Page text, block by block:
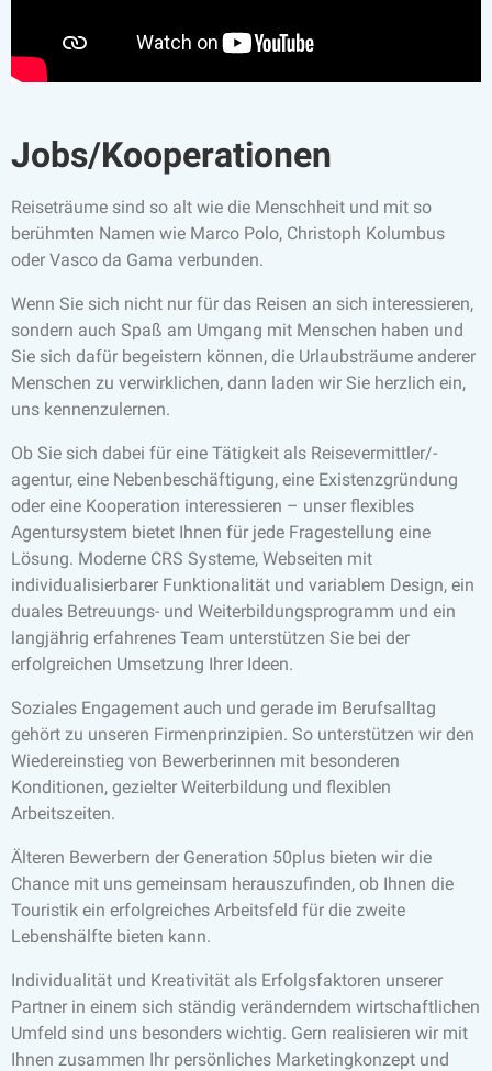
Jobs/Kooperationen
​Reiseträume sind so alt wie die Menschheit und mit so
berühmten Namen wie Marco Polo, Christoph Kolumbus
oder Vasco da Gama verbunden.
Wenn Sie sich nicht nur für das Reisen an sich interessieren,
sondern auch Spaß am Umgang mit Menschen haben und
Sie sich dafür begeistern können, die Urlaubsträume anderer
Menschen zu verwirklichen, dann laden wir Sie herzlich ein,
uns kennenzulernen.
Ob Sie sich dabei für eine Tätigkeit als Reisevermittler/-
agentur, eine Nebenbeschäftigung, eine Existenzgründung
oder eine Kooperation interessieren – unser flexibles
Agentursystem bietet Ihnen für jede Fragestellung eine
Lösung. Moderne CRS Systeme, Webseiten mit
individualisierbarer Funktionalität und variablem Design, ein
duales Betreuungs- und Weiterbildungsprogramm und ein
langjährig erfahrenes Team unterstützen Sie bei der
erfolgreichen Umsetzung Ihrer Ideen.
Soziales Engagement auch und gerade im Berufsalltag
gehört zu unseren Firmenprinzipien. So unterstützen wir den
Wiedereinstieg von Bewerberinnen mit besonderen
Konditionen, gezielter Weiterbildung und flexiblen
Arbeitszeiten.
Älteren Bewerbern der Generation 50plus bieten wir die
Chance mit uns gemeinsam herauszufinden, ob Ihnen die
Touristik ein erfolgreiches Arbeitsfeld für die zweite
Lebenshälfte bieten kann.
Individualität und Kreativität als Erfolgsfaktoren unserer
Partner in einem sich ständig veränderndem wirtschaftlichen
Umfeld sind uns besonders wichtig. Gern realisieren wir mit
Ihnen zusammen Ihr persönliches Marketingkonzept und